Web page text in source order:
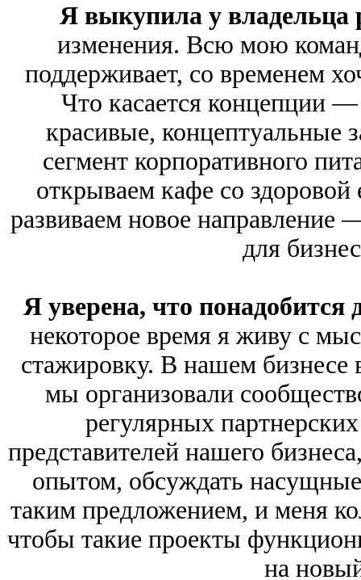
Я выкупила у владельца
изменения. Всю мою
поддерживает, со временем
Что касается концепции
красивые, концептуальные
сегмент корпоративного
открываем кафе со
развиваем новое направление
для
Я уверена, что понадобится
некоторое время я живу с
стажировку. В нашем бизнесе
мы организовали
регулярных
представителей нашего
опытом, обсуждать
таким предложением, и меня
чтобы такие проекты
на